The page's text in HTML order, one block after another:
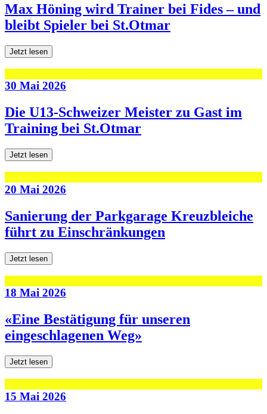
Max Höning wird Trainer bei Fides – und
bleibt Spieler bei St.Otmar
Jetzt lesen
30 Mai 2026
Die U13-Schweizer Meister zu Gast im
Training bei St.Otmar
Jetzt lesen
20 Mai 2026
Sanierung der Parkgarage Kreuzbleiche
führt zu Einschränkungen
Jetzt lesen
18 Mai 2026
«Eine Bestätigung für unseren
eingeschlagenen Weg»
Jetzt lesen
15 Mai 2026